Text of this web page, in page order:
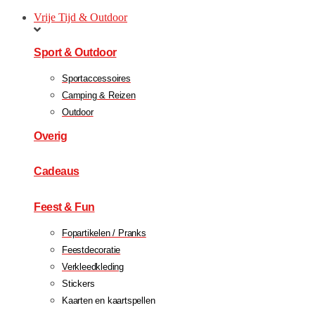
Vrije Tijd & Outdoor
Sport & Outdoor
Sportaccessoires
Camping & Reizen
Outdoor
Overig
Cadeaus
Feest & Fun
Fopartikelen / Pranks
Feestdecoratie
Verkleedkleding
Stickers
Kaarten en kaartspellen